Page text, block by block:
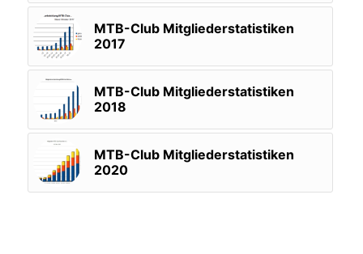
MTB-Club Mitgliederstatistiken
2017
MTB-Club Mitgliederstatistiken
2018
MTB-Club Mitgliederstatistiken
2020